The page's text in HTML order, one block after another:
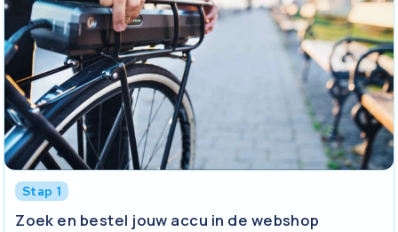
Stap 1
Zoek en bestel jouw accu in de webshop